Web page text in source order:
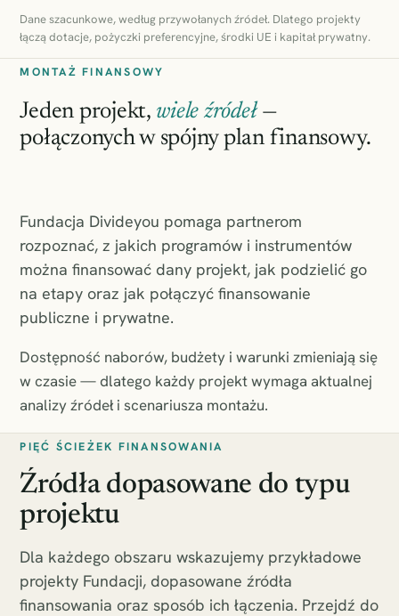
Dane szacunkowe, według przywołanych źródeł. Dlatego projekty
łączą dotacje, pożyczki preferencyjne, środki UE i kapitał prywatny.
MONTAŻ FINANSOWY
Jeden projekt, wiele źródeł—
połączonych w spójny plan finansowy.
Fundacja Divideyou pomaga partnerom
rozpoznać, z jakich programów i instrumentów
można finansować dany projekt, jak podzielić go
na etapy oraz jak połączyć finansowanie
publiczne i prywatne.
Dostępność naborów, budżety i warunki zmieniają się
w czasie — dlatego każdy projekt wymaga aktualnej
analizy źródeł i scenariusza montażu.
PIĘĆ ŚCIEŻEK FINANSOWANIA
Źródła dopasowane do typu
projektu
Dla każdego obszaru wskazujemy przykładowe
projekty Fundacji, dopasowane źródła
finansowania oraz sposób ich łączenia. Przejdź do